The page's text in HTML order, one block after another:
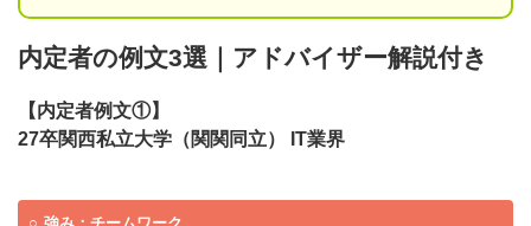
内定者の例文3選｜アドバイザー解説付き
【内定者例文①】
27卒関西私立大学（関関同立） IT業界